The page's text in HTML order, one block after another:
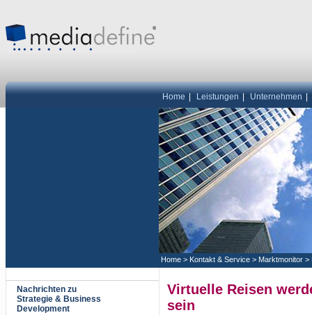
Home Leistungen Unternehmen
Home > Kontakt & Service > Marktmonitor >
Nachrichten zu
Strategie & Business
Development
Virtuelle Reisen
sein